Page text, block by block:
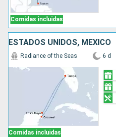
Comidas incluidas
ESTADOS UNIDOS, MÉXICO
Comidas incluidas
Radiance of the Seas 6 d